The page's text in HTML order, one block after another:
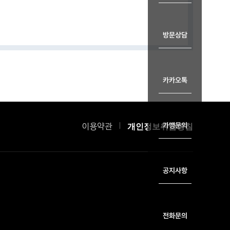
방문상담
카카오톡
가맹문의
공지사항
전화문의
이용약관 개인정보취급방침